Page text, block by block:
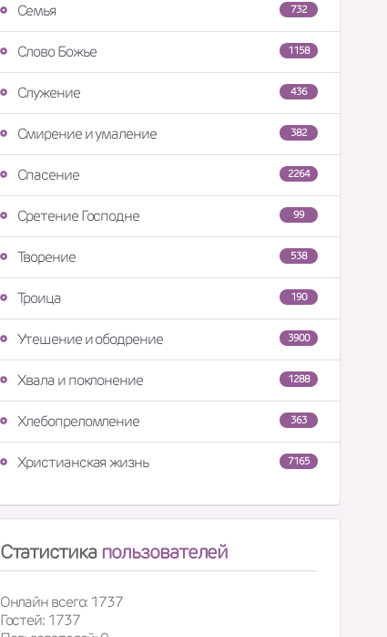
732
Семья
1158
Слово Божье
436
Служение
382
Смирение и умаление
2264
Спасение
99
Сретение Господне
538
Творение
190
Троица
3900
Утешение и ободрение
1288
Хвала и поклонение
363
Хлебопреломление
7165
Христианская жизнь
Статистика пользователей
Онлайн всего: 1737
Гостей: 1737